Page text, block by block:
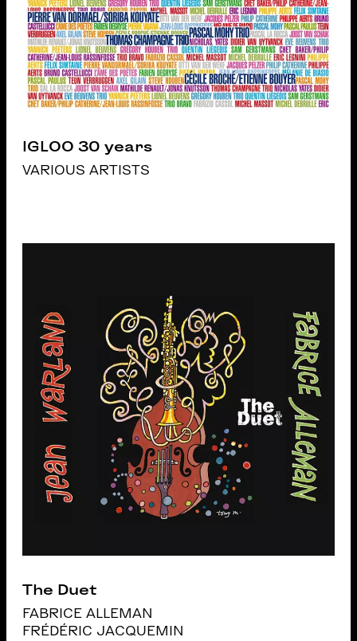
IGLOO 30 years
VARIOUS ARTISTS
The Duet
FABRICE ALLEMAN
FRÉDÉRIC JACQUEMIN